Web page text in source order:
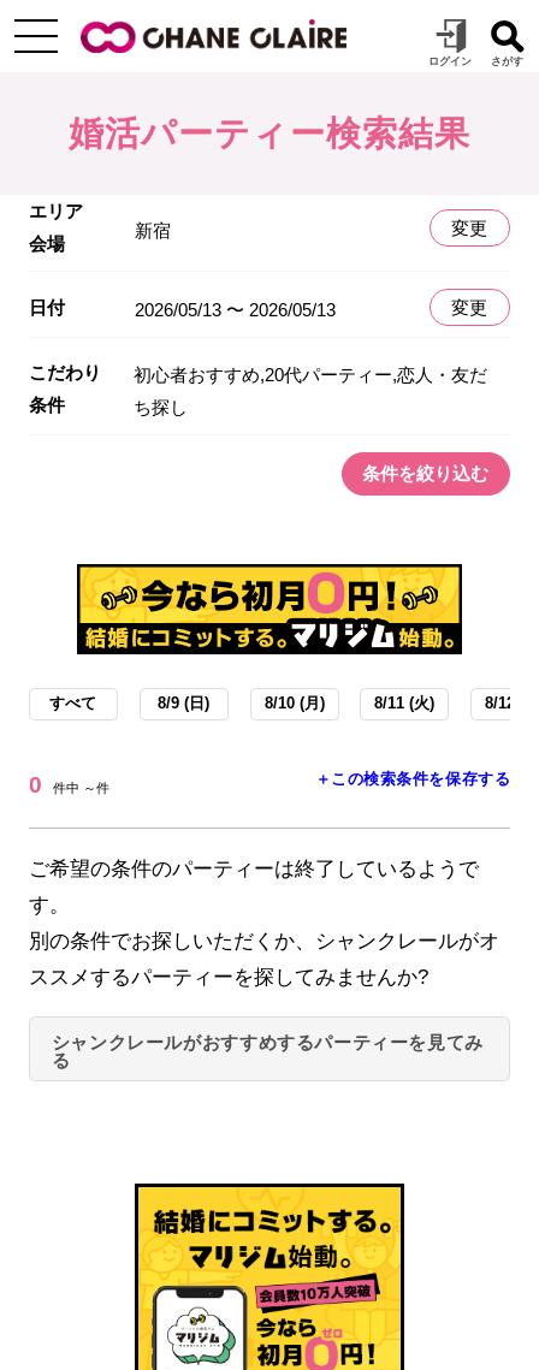
婚活パーティー検索結果
エリア
会場
新宿 変更
日付 2026/05/13 〜 2026/05/13 変更
こだわり
条件
初心者おすすめ,20代パーティー,恋人・友だ
ち探し
条件を絞り込む
すべて 8/9 (日) 8/10 (月) 8/11 (火) 8/12 (
0 件中 ～件 ＋この検索条件を保存する
ご希望の条件のパーティーは終了しているようで
す。
別の条件でお探しいただくか、シャンクレールがオ
ススメするパーティーを探してみませんか?
シャンクレールがおすすめするパーティーを見てみ
る